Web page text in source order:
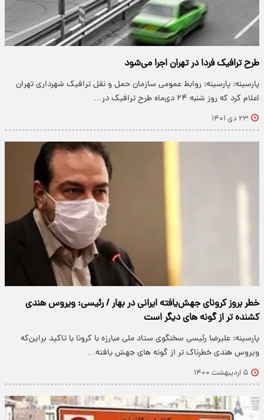
طرح ترافیک فردا در تهران اجرا می‎‌شود
پارسینه: پارسینه: روابط عمومی سازمان حمل و نقل ترافیک شهرداری تهران
اعلام کرد که روز شنبه ۲۴ دی‌ماه طرح ترافیک در…
۲۳ دی ۱۴۰۱
خطر بروز کرونای جهش‌یافته ایرانی در بهار / رئیسی: ویروس هندی
کشنده تر از گونه های دیگر است
پارسینه: علیرضا رئیسی سخنگوی ستاد ملی مبارزه با کرونا با تاکید براین‌که
ویروس هندی خطرناک تر از گونه های جهش یافته…
۵ اردیبهشت ۱۴۰۰